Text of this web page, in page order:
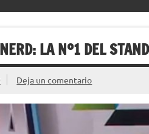
LA Nº1 DEL
Deja un comentario